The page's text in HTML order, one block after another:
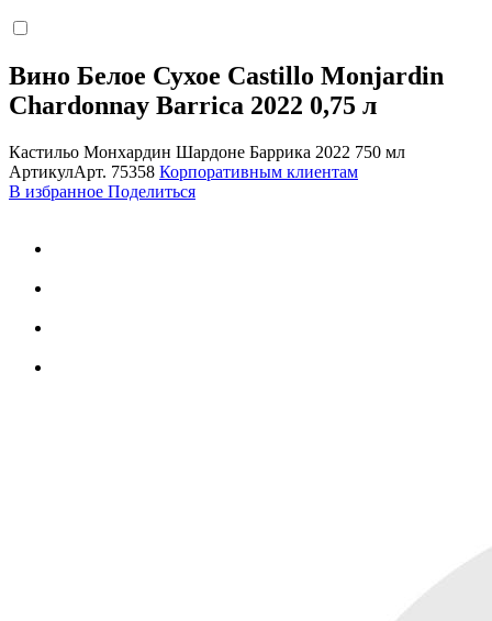
Вино Белое Сухое Castillo Monjardin
Chardonnay Barrica 2022 0,75 л
Кастильо Монхардин Шардоне Баррика 2022 750 мл
АртикулАрт. 75358 Корпоративным клиентам
В избранное Поделиться